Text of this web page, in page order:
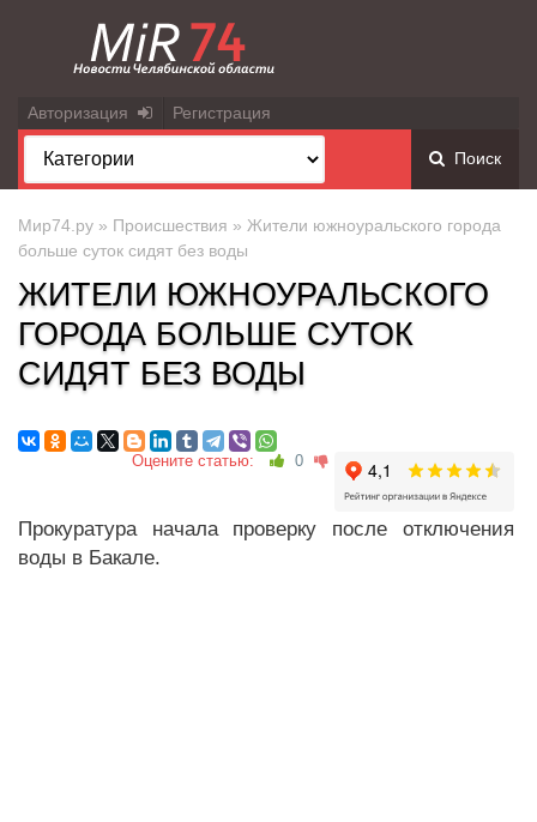
Авторизация Регистрация
Поиск
Мир74.ру » Происшествия » Жители южноуральского города
больше суток сидят без воды
ЖИТЕЛИ ЮЖНОУРАЛЬСКОГО
ГОРОДА БОЛЬШЕ СУТОК
СИДЯТ БЕЗ ВОДЫ
Оцените статью: 0
Прокуратура начала проверку после отключения
воды в Бакале.